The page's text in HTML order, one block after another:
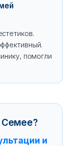
помогли
Семее?
и